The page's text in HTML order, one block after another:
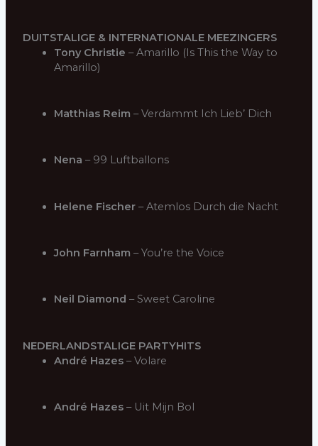
DUITSTALIGE & INTERNATIONALE MEEZINGERS
Tony Christie – Amarillo (Is This the Way to
Amarillo)
Matthias Reim – Verdammt Ich Lieb’ Dich
Nena – 99 Luftballons
Helene Fischer – Atemlos Durch die Nacht
John Farnham – You’re the Voice
Neil Diamond – Sweet Caroline
NEDERLANDSTALIGE PARTYHITS
André Hazes – Volare
André Hazes – Uit Mijn Bol